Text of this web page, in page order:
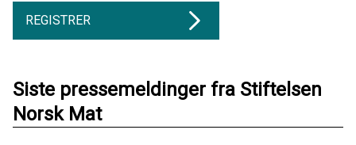
REGISTRER
Siste pressemeldinger fra Stiftelsen
Norsk Mat